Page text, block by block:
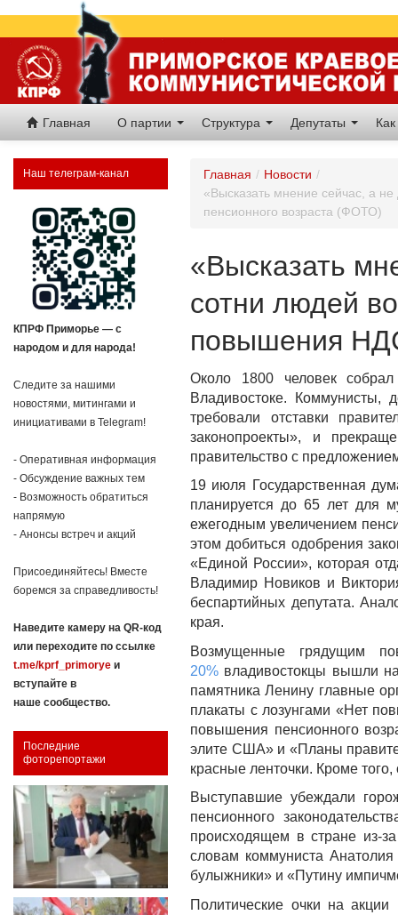
Главная О партии Структура Депутаты
Наш телеграм-канал
КПРФ Приморье — с
народом и для народа!
Следите за нашими
новостями, митингами и
инициативами в Telegram!
- Оперативная информация
- Обсуждение важных тем
- Возможность обратиться
напрямую
- Анонсы встреч и акций
Присоединяйтесь! Вместе
боремся за справедливость!
Наведите камеру на QR-код
или переходите по ссылке
t.me/kprf_primorye и
вступайте в
наше сообщество.
Последние
фоторепортажи
Главная / Новости /
«Высказать мнение сейчас, а
пенсионного возраста (ФОТО)
«Высказать
сотни людей
повышения
Около 1800 человек
Владивостоке. Коммунисты,
требовали отставки
законопроекты», и
правительство с
19 июля Государственная
планируется до 65 лет для
ежегодным увеличением
этом добиться одобрения
«Единой России», которая
Владимир Новиков и
беспартийных депутата.
края.
Возмущенные грядущим
20% владивостокцы вышли
памятника Ленину главные
плакаты с лозунгами «Нет
повышения пенсионного
элите США» и «Планы
красные ленточки. Кроме
Выступавшие убеждали
пенсионного
происходящем в стране из-
словам коммуниста
булыжники» и «Путину
Политические очки на акции